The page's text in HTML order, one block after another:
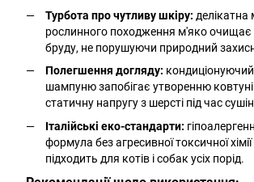
Турбота про чутливу шкіру:
рослинного походження м'яко очищає
бруду, не порушуючи природний
Полегшення догляду:
шампуню запобігає утворенню
статичну напругу з шерсті під час
Італійські еко-стандарти:
формула без агресивної токсичної
підходить для котів і собак усіх порід.